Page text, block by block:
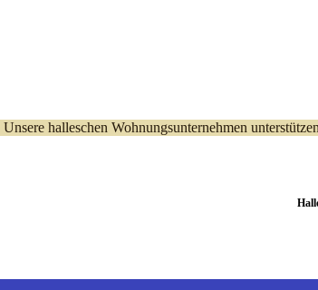
Unsere halleschen Wohnungsunternehmen